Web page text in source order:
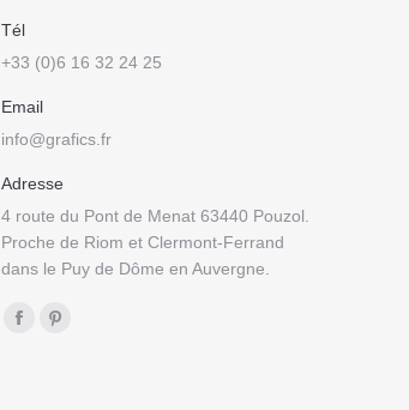
Tél
+33 (0)6 16 32 24 25
Email
info@grafics.fr
Adresse
4 route du Pont de Menat 63440 Pouzol.
Proche de Riom et Clermont-Ferrand
dans le Puy de Dôme en Auvergne.
Trouvez nous sur :
FacebookPinterest